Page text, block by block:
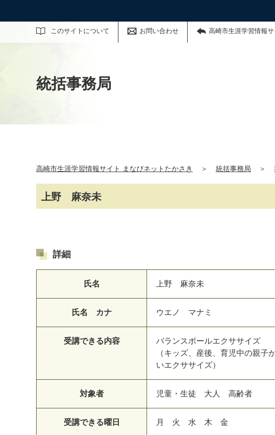
このサイトについて お問い合わせ 高崎市生涯学習情報
サイト内検索
統括事務局
高崎市生涯学習情報サイト まなびネットたかさき ＞ 統括事務局 ＞
上野 麻奈未
詳細
氏名 上野 麻奈未
氏名 カナ ウエノ マナミ
受講できる内容
バランスボールエクササイズ
（キッズ、産後、育児中の親子
いエクササイズ）
対象者 児童・生徒 大人 高齢者
受講できる曜日 月 火 水 木 金